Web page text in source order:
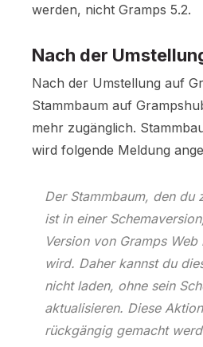
werden, nicht Gramps 5.2.
Nach der
Nach der Umstellung auf
Stammbaum auf
mehr zugänglich.
wird folgende Meldung
Der Stammbaum, den du
ist in einer
Version von Gramps
wird. Daher kannst du
nicht laden, ohne sein
aktualisieren. Diese
rückgängig gemacht